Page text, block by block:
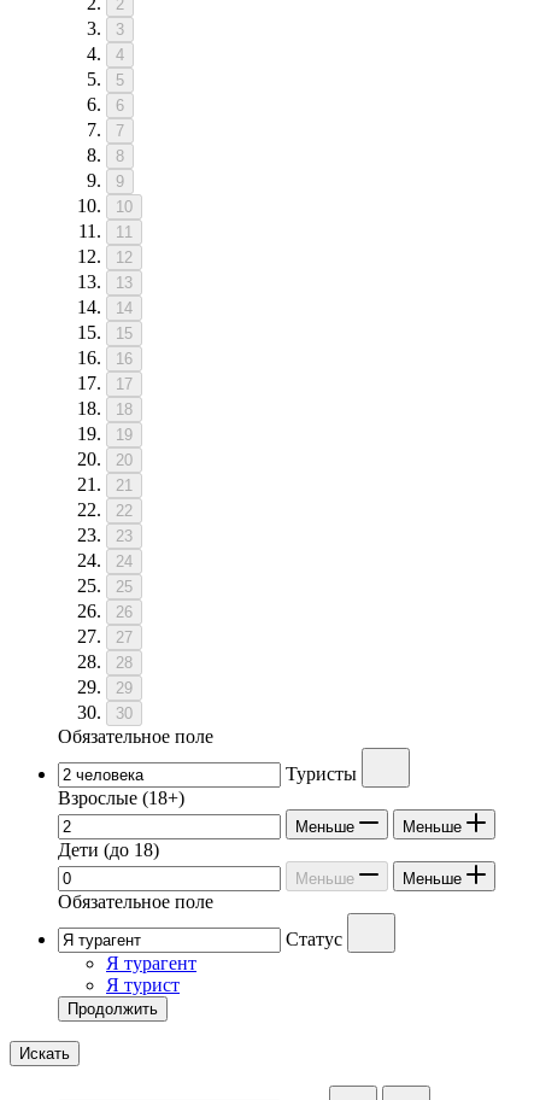
2
3
4
5
6
7
8
9
10
11
12
13
14
15
16
17
18
19
20
21
22
23
24
25
26
27
28
29
30
Обязательное поле
Туристы
Взрослые (18+)
Меньше Меньше
Дети (до 18)
Меньше Меньше
Обязательное поле
Статус
Я турагент
Я турист
Продолжить
Искать